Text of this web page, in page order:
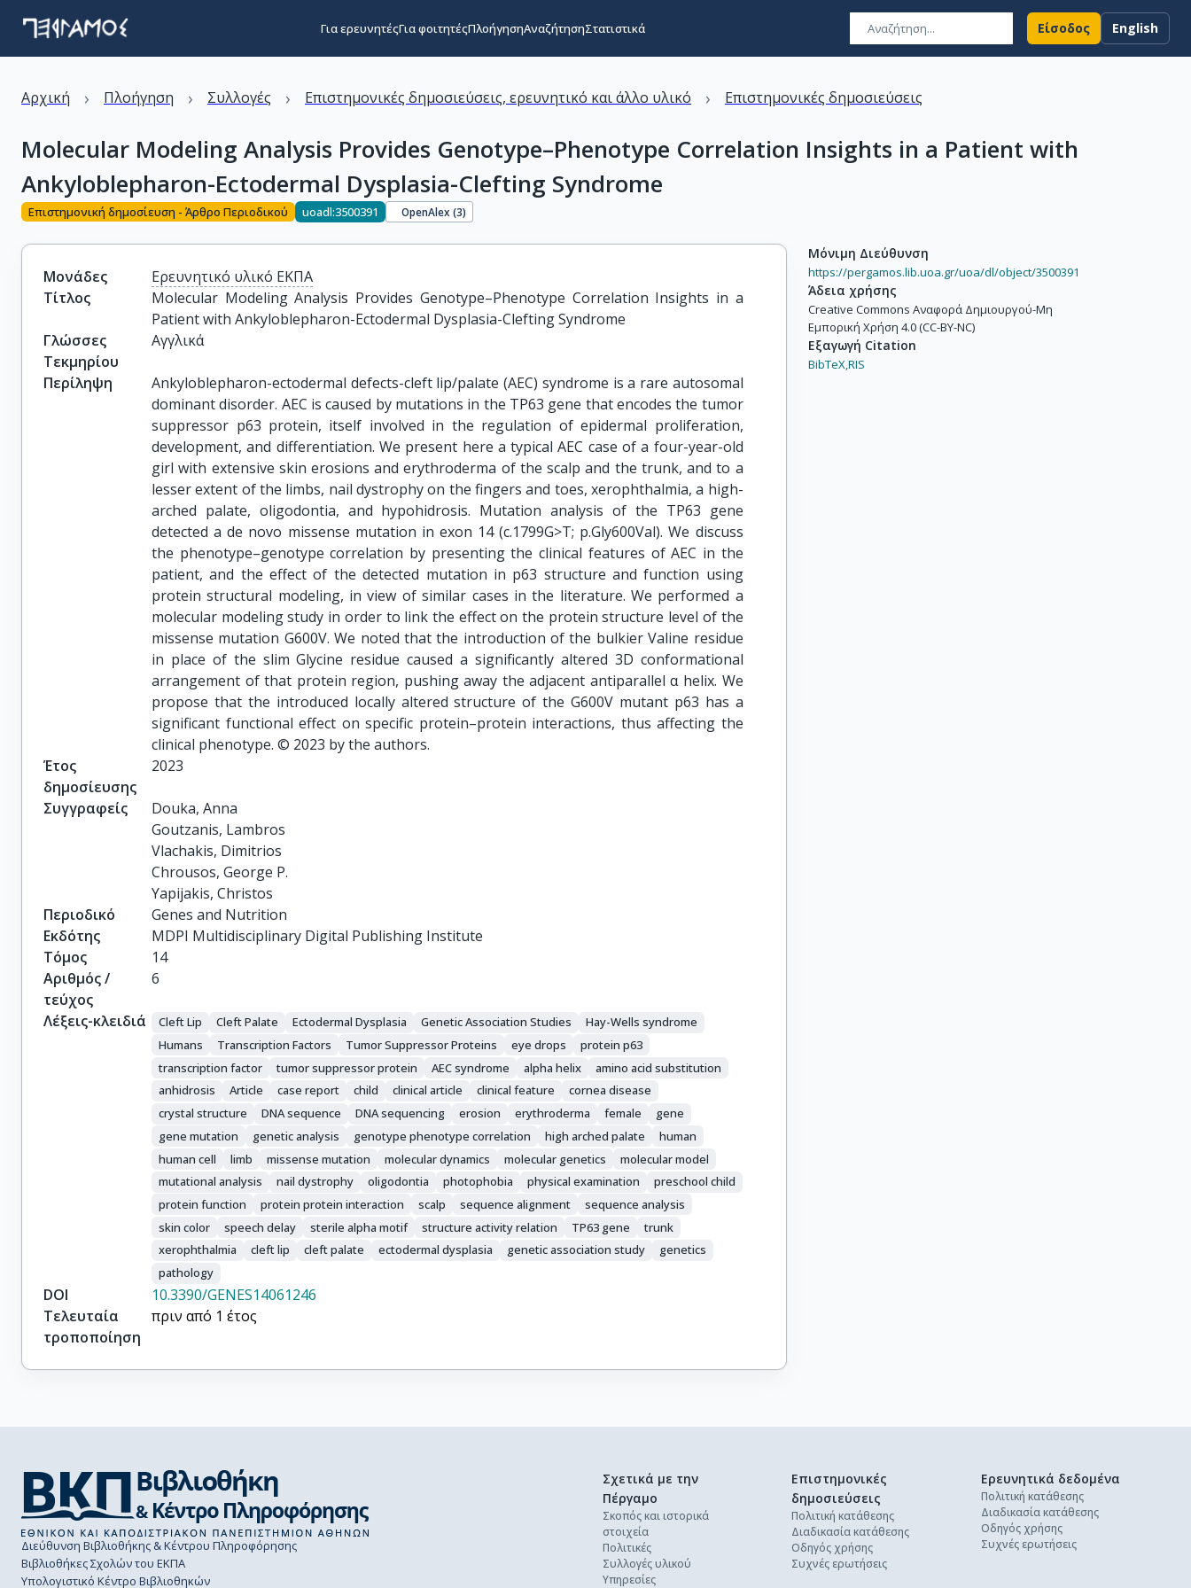
Για ερευνητέςΓια φοιτητέςΠλοήγησηΑναζήτησηΣτατιστικά Είσοδος English
Αρχική › Πλοήγηση › Συλλογές › Επιστημονικές δημοσιεύσεις, ερευνητικό και άλλο υλικό › Επιστημονικές δημοσιεύσεις
Molecular Modeling Analysis Provides Genotype–Phenotype Correlation Insights in a Patient with
Ankyloblepharon-Ectodermal Dysplasia-Clefting Syndrome
Επιστημονική δημοσίευση - Άρθρο Περιοδικού uoadl:3500391 OpenAlex (3)
Μονάδες
Ερευνητικό υλικό ΕΚΠΑ
Τίτλος
Molecular Modeling Analysis Provides Genotype–Phenotype Correlation Insights in a
Patient with Ankyloblepharon-Ectodermal Dysplasia-Clefting Syndrome
Γλώσσες
Τεκμηρίου
Αγγλικά
Περίληψη
Ankyloblepharon-ectodermal defects-cleft lip/palate (AEC) syndrome is a rare autosomal
dominant disorder. AEC is caused by mutations in the TP63 gene that encodes the tumor
suppressor p63 protein, itself involved in the regulation of epidermal proliferation,
development, and differentiation. We present here a typical AEC case of a four-year-old
girl with extensive skin erosions and erythroderma of the scalp and the trunk, and to a
lesser extent of the limbs, nail dystrophy on the fingers and toes, xerophthalmia, a high-
arched palate, oligodontia, and hypohidrosis. Mutation analysis of the TP63 gene
detected a de novo missense mutation in exon 14 (c.1799G>T; p.Gly600Val). We discuss
the phenotype–genotype correlation by presenting the clinical features of AEC in the
patient, and the effect of the detected mutation in p63 structure and function using
protein structural modeling, in view of similar cases in the literature. We performed a
molecular modeling study in order to link the effect on the protein structure level of the
missense mutation G600V. We noted that the introduction of the bulkier Valine residue
in place of the slim Glycine residue caused a significantly altered 3D conformational
arrangement of that protein region, pushing away the adjacent antiparallel α helix. We
propose that the introduced locally altered structure of the G600V mutant p63 has a
significant functional effect on specific protein–protein interactions, thus affecting the
clinical phenotype. © 2023 by the authors.
Έτος
δημοσίευσης
2023
Συγγραφείς
Douka, Anna
Goutzanis, Lambros
Vlachakis, Dimitrios
Chrousos, George P.
Yapijakis, Christos
Περιοδικό
Genes and Nutrition
Εκδότης
MDPI Multidisciplinary Digital Publishing Institute
Τόμος
14
Αριθμός /
τεύχος
6
Λέξεις-κλειδιά Cleft Lip Cleft Palate Ectodermal Dysplasia Genetic Association Studies
Hay-Wells syndrome
Humans
Transcription Factors Tumor Suppressor Proteins eye drops
protein p63
transcription factor
tumor suppressor protein AEC syndrome alpha helix
amino acid substitution
anhidrosis
Article case report child clinical article clinical feature
cornea disease
crystal structure
DNA sequence DNA sequencing erosion erythroderma female
gene
gene mutation
genetic analysis genotype phenotype correlation high arched palate
human
human cell
limb missense mutation molecular dynamics molecular genetics
molecular model
mutational analysis
nail dystrophy oligodontia photophobia physical examination
preschool child
protein function
protein protein interaction scalp sequence alignment
sequence analysis
skin color
speech delay sterile alpha motif structure activity relation TP63 gene
trunk
xerophthalmia
cleft lip cleft palate ectodermal dysplasia genetic association study
genetics
pathology
DOI
10.3390/GENES14061246
Τελευταία
τροποποίηση
πριν από 1 έτος
Μόνιμη Διεύθυνση
https://pergamos.lib.uoa.gr/uoa/dl/object/3500391
Άδεια χρήσης
Creative Commons Αναφορά Δημιουργού-Μη
Εμπορική Χρήση 4.0 (CC-BY-NC)
Εξαγωγή Citation
BibTeX,RIS
Διεύθυνση Βιβλιοθήκης & Κέντρου Πληροφόρησης
Βιβλιοθήκες Σχολών του ΕΚΠΑ
Υπολογιστικό Κέντρο Βιβλιοθηκών
Σχετικά με την
Πέργαμο
Σκοπός και ιστορικά
στοιχεία
Πολιτικές
Συλλογές υλικού
Υπηρεσίες
Επιστημονικές
δημοσιεύσεις
Πολιτική κατάθεσης
Διαδικασία κατάθεσης
Οδηγός χρήσης
Συχνές ερωτήσεις
Ερευνητικά δεδομένα
Πολιτική κατάθεσης
Διαδικασία κατάθεσης
Οδηγός χρήσης
Συχνές ερωτήσεις